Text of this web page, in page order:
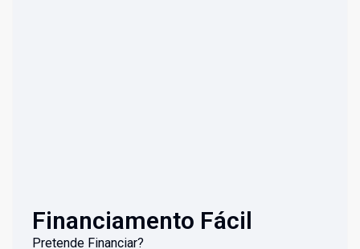
Financiamento Fácil
Pretende Financiar?